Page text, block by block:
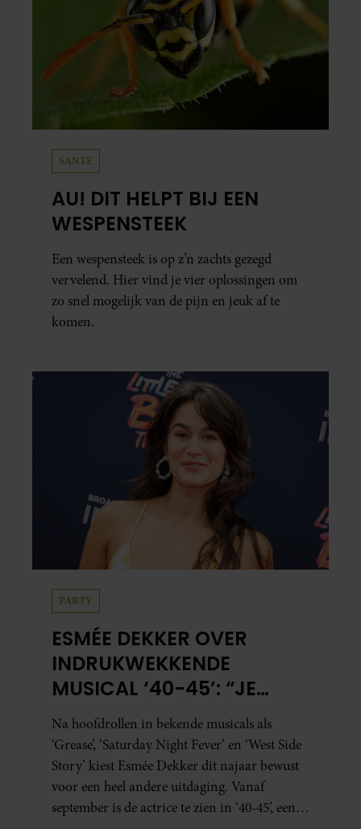
SANTE
AU! DIT HELPT BIJ EEN
WESPENSTEEK
Een wespensteek is op z’n zachts gezegd
vervelend. Hier vind je vier oplossingen om
zo snel mogelijk van de pijn en jeuk af te
komen.
PARTY
ESMÉE DEKKER OVER
INDRUKWEKKENDE
MUSICAL ‘40-45’: “JE
BESEFT INEENS HOE
KOSTBAAR VRIJHEID IS”
Na hoofdrollen in bekende musicals als
‘Grease’, ‘Saturday Night Fever’ en ‘West Side
Story’ kiest Esmée Dekker dit najaar bewust
voor een heel andere uitdaging. Vanaf
september is de actrice te zien in ‘40-45’, een